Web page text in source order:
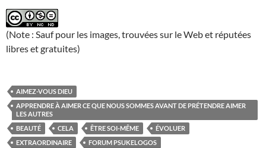
(Note : Sauf pour les images, trouvées sur le Web et réputées
libres et gratuites)
AIMEZ-VOUS DIEU
APPRENDRE À AIMER CE QUE NOUS SOMMES AVANT DE PRÉTENDRE AIMER
LES AUTRES
BEAUTÉ
CELA ÊTRE SOI-MÊME
ÉVOLUER
EXTRAORDINAIRE
FORUM PSUKELOGOS